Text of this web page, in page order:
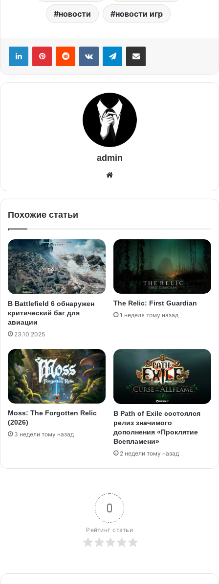
новости новости игр
admin
Похожие статьи
В Battlefield 6 обнаружен
критический баг для
авиации
23.10.2025
The Relic: First Guardian
1 неделя тому назад
Moss: The Forgotten Relic
(2026)
3 недели тому назад
В Path of Exile состоялся
релиз значимого
дополнения «Проклятие
Всепламени»
2 недели тому назад
0
Рейтинг статьи